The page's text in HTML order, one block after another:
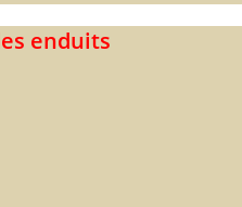
enduits